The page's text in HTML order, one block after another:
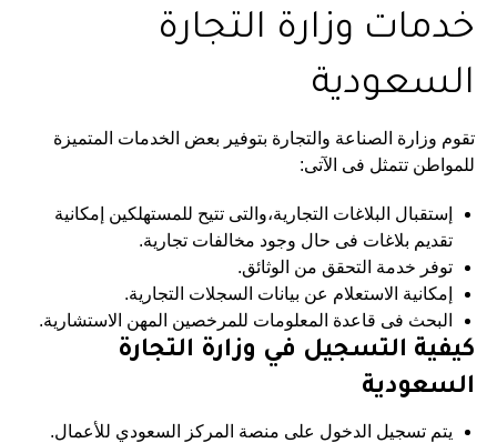
خدمات وزارة التجارة
السعودية
تقوم وزارة الصناعة والتجارة بتوفير بعض الخدمات المتميزة
للمواطن تتمثل فى الآتى:
إستقبال البلاغات التجارية،والتى تتيح للمستهلكين إمكانية
تقديم بلاغات فى حال وجود مخالفات تجارية.
توفر خدمة التحقق من الوثائق.
إمكانية الاستعلام عن بيانات السجلات التجارية.
البحث فى قاعدة المعلومات للمرخصين المهن الاستشارية.
كيفية التسجيل في وزارة التجارة
السعودية
يتم تسجيل الدخول على منصة المركز السعودي للأعمال.